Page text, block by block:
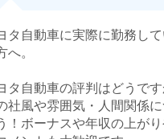
タ自動車に実際に勤務し
へ。
タ自動車の評判はどうで
社風や雰囲気・人間関係
！ボーナスや年収の上が